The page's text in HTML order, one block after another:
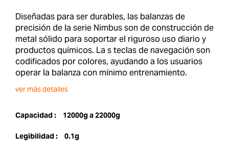
Diseñadas para ser durables, las balanzas de
precisión de la serie Nimbus son de construcción de
metal sólido para soportar el riguroso uso diario y
productos químicos. La s teclas de navegación son
codificados por colores, ayudando a los usuarios
operar la balanza con mínimo entrenamiento.
ver más detalles
Capacidad : 12000g a 22000g
Legibilidad : 0.1g